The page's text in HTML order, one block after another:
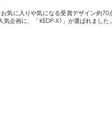
気に入りや気になる受賞デザイン約70
企画に、「KEDP‐X1」が選ばれました